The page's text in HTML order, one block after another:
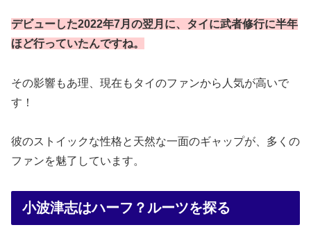
デビューした2022年7月の翌月に、タイに武者修行に半年
ほど行っていたんですね。
その影響もあ理、現在もタイのファンから人気が高いで
す！
彼のストイックな性格と天然な一面のギャップが、多くの
ファンを魅了しています。
小波津志はハーフ？ルーツを探る